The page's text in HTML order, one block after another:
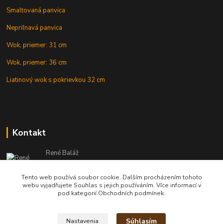
Smaltovaná panvica
Nepriľnavá panvica
Wok, priemer: 31 cm
Wok, priemer: 36 cm
Liatinový wok s pokrievkou 32 cm
Kontakt
René Baláž
Eshop: +421 902 212 007
od 8:00 - do 16:00 hod
info@kotlikyshop.sk
Tento web používá soubor cookie. Dalším procházením tohoto
webu vyjadřujete Souhlas s jejich používáním. Více informací v
pod kategorií Obchodních podmínek.
Nastavenia Súhlasím